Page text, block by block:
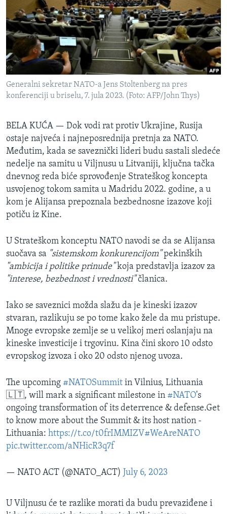
SPORT
INTERVJU
Generalni sekretar NATO-a Jens Stoltenberg na pres
konferenciji u briselu, 7. jula 2023. (Foto: AFP/John Thys)
BELA KUĆA — Dok vodi rat protiv Ukrajine, Rusija
ostaje najveća i najneposrednija pretnja za NATO.
Međutim, kada se saveznički lideri budu sastali sledeće
nedelje na samitu u Viljnusu u Litvaniji, ključna tačka
dnevnog reda biće sprovođenje Strateškog koncepta
usvojenog tokom samita u Madridu 2022. godine, a u
kom je Alijansa prepoznala bezbednosne izazove koji
potiču iz Kine.
U Strateškom konceptu NATO navodi se da se Alijansa
suočava sa "sistemskom konkurencijom"pekinških
"ambicija i politike prinude"koja predstavlja izazov za
"interese, bezbednost i vrednosti"članica.
Iako se saveznici možda slažu da je kineski izazov
stvaran, razlikuju se po tome kako žele da mu pristupe.
Mnoge evropske zemlje se u velikoj meri oslanjaju na
kineske investicije i trgovinu. Kina čini skoro 10 odsto
evropskog izvoza i oko 20 odsto njenog uvoza.
The upcoming #NATOSummit in Vilnius, Lithuania
🇱🇹, will mark a significant milestone in #NATO's
ongoing transformation of its deterrence & defense.Get
to know more about the Summit & its host nation -
Lithuania: https://t.co/t0frIMMIZV#WeAreNATO
pic.twitter.com/aNHicR3q7f
— NATO ACT (@NATO_ACT) July 6, 2023
U Viljnusu će te razlike morati da budu prevaziđene i